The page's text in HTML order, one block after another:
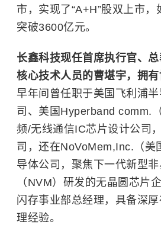
市，实现了“A+H”股双上市
突破3600亿元。
长鑫科技现任首席执行官、
核心技术人员的曹堪宇，拥有
早年间曾任职于美国飞利浦
司、美国Hyperband comm.
频/无线通信IC芯片设计公司
司，还在NoVoMem,Inc.（美
导体公司，聚焦下一代新型
（NVM）研发的无晶圆芯片
闪存事业部总经理，具备深
理经验。